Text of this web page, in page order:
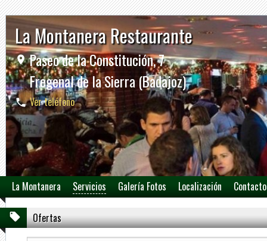
La Montanera Restaurante
Paseo de la Constitución, 7
Fregenal de la Sierra (Badajoz)
Ver teléfono
La Montanera Servicios Galería Fotos Localización
Ofertas